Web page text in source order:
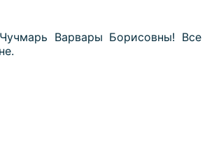
Варвары Борисовны! Все